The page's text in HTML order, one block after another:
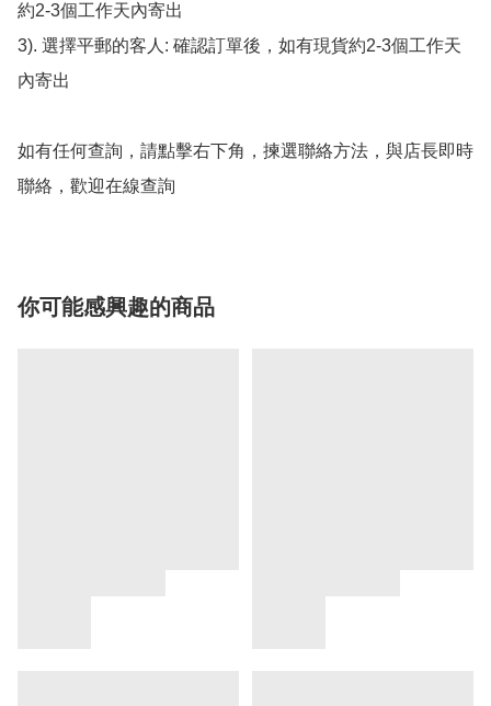
約2-3個工作天內寄出
3). 選擇平郵的客人: 確認訂單後，如有現貨約2-3個工作天
內寄出
如有任何查詢，請點擊右下角，揀選聯絡方法，與店長即時
聯絡，歡迎在線查詢
你可能感興趣的商品